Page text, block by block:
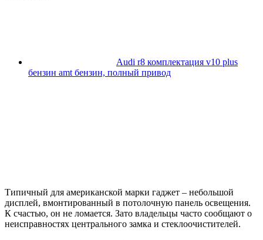
Audi r8 комплектация v10 plus
бензин amt бензин, полный привод
Типичный для американской марки гаджет – небольшой
дисплей, вмонтированный в потолочную панель освещения.
К счастью, он не ломается. Зато владельцы часто сообщают о
неисправностях центрального замка и стеклоочистителей.